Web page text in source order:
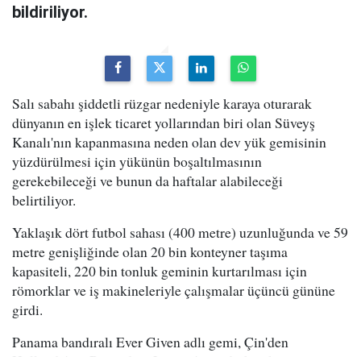
bildiriliyor.
Salı sabahı şiddetli rüzgar nedeniyle karaya oturarak
dünyanın en işlek ticaret yollarından biri olan Süveyş
Kanalı'nın kapanmasına neden olan dev yük gemisinin
yüzdürülmesi için yükünün boşaltılmasının
gerekebileceği ve bunun da haftalar alabileceği
belirtiliyor.
Yaklaşık dört futbol sahası (400 metre) uzunluğunda ve 59
metre genişliğinde olan 20 bin konteyner taşıma
kapasiteli, 220 bin tonluk geminin kurtarılması için
römorklar ve iş makineleriyle çalışmalar üçüncü gününe
girdi.
Panama bandıralı Ever Given adlı gemi, Çin'den